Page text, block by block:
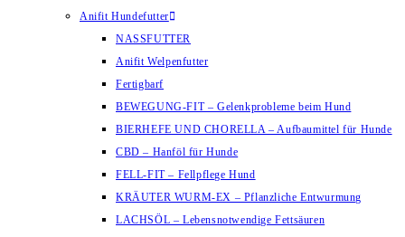
Anifit Hundefutter
NASSFUTTER
Anifit Welpenfutter
Fertigbarf
BEWEGUNG-FIT – Gelenkprobleme beim Hund
BIERHEFE UND CHORELLA – Aufbaumittel für Hunde
CBD – Hanföl für Hunde
FELL-FIT – Fellpflege Hund
KRÄUTER WURM-EX – Pflanzliche Entwurmung
LACHSÖL – Lebensnotwendige Fettsäuren